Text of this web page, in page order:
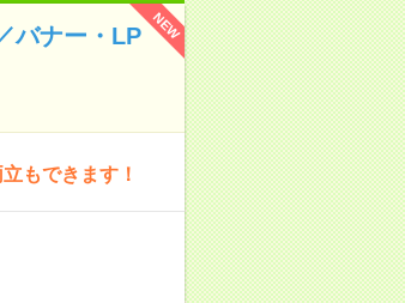
NEW
バナー・LP
もできます！